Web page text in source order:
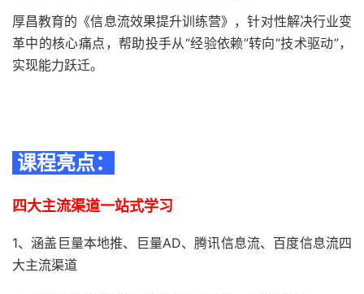
厚昌教育的《信息流效果提升训练营》，针对性解决行业变
革中的核心痛点，帮助投手从“经验依赖”转向“技术驱动”，
实现能力跃迁。
课程亮点：
四大主流渠道一站式学习
1、涵盖巨量本地推、巨量AD、腾讯信息流、百度信息流四
大主流渠道